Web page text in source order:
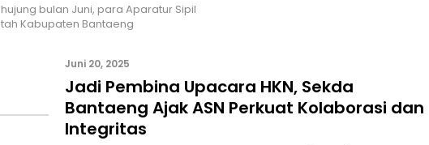
bulan Juni, para Aparatur Sipil
Kabupaten Bantaeng
Juni 20, 2025
Jadi Pembina Upacara HKN, Sekda
Bantaeng Ajak ASN Perkuat Kolaborasi dan
Integritas